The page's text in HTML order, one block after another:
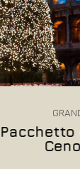
0
prenotazione
HOTEL PALATINO
e